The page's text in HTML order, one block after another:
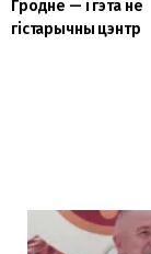
Гродне — і гэта не
гістарычны цэнтр